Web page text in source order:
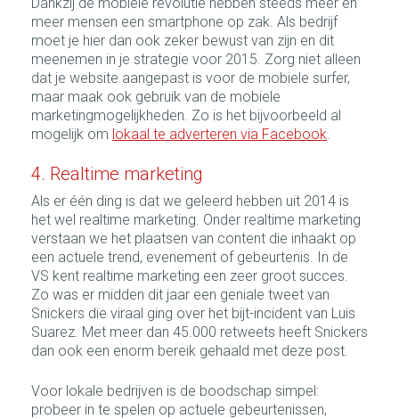
meer mensen een smartphone op zak. Als bedrijf
moet je hier dan ook zeker bewust van zijn en dit
meenemen in je strategie voor 2015. Zorg niet alleen
dat je website aangepast is voor de mobiele surfer,
maar maak ook gebruik van de mobiele
marketingmogelijkheden. Zo is het bijvoorbeeld al
mogelijk om lokaal te adverteren via Facebook.
4. Realtime marketing
Als er één ding is dat we geleerd hebben uit 2014 is
het wel realtime marketing. Onder realtime marketing
verstaan we het plaatsen van content die inhaakt op
een actuele trend, evenement of gebeurtenis. In de
VS kent realtime marketing een zeer groot succes.
Zo was er midden dit jaar een geniale tweet van
Snickers die viraal ging over het bijt-incident van Luis
Suarez. Met meer dan 45.000 retweets heeft Snickers
dan ook een enorm bereik gehaald met deze post.
Voor lokale bedrijven is de boodschap simpel:
probeer in te spelen op actuele gebeurtenissen,